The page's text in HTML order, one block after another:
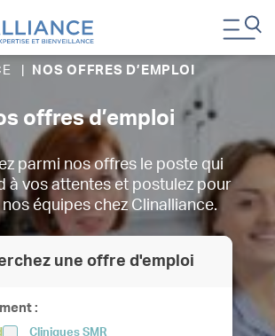
NOS OFFRES D’EMPLOI
offres d’emploi
parmi nos offres le poste qui
à vos attentes et postulez pour
équipes chez Clinalliance.
une offre d'emploi
:
Cliniques SMR